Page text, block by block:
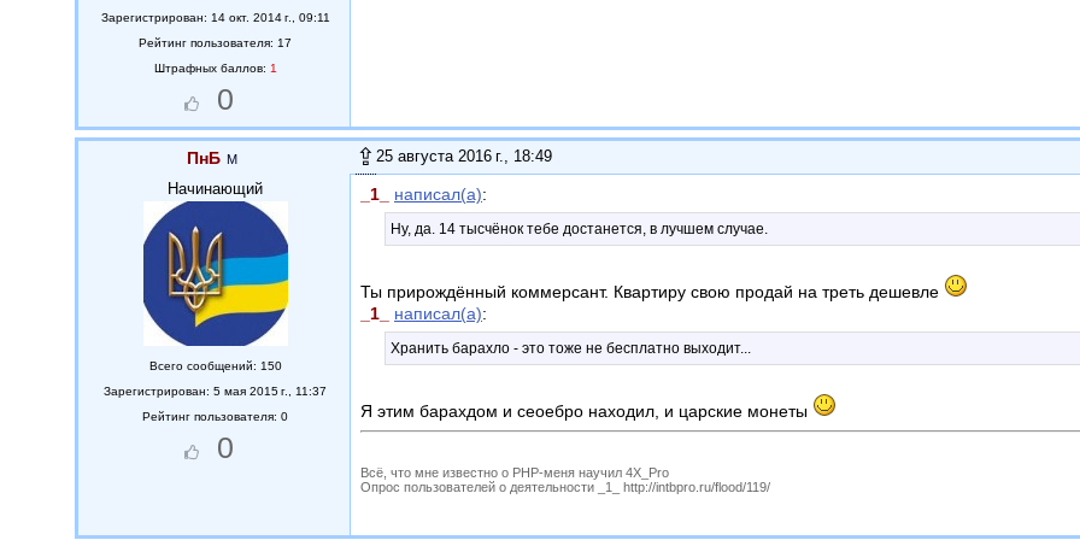
Зарегистрирован: 14 окт. 2014 г., 09:11
Рейтинг пользователя: 17
Штрафных баллов: 1
0
ПнБ
Начинающий
Всего сообщений: 150
Зарегистрирован: 5 мая 2015 г., 11:37
Рейтинг пользователя: 0
0
25 августа 2016 г., 18:49
_1_ написал(а):
Ну, да. 14 тысчёнок тебе достанется, в лучшем случае.
Ты прирождённый коммерсант. Квартиру свою продай на треть дешевле
_1_
написал(а):
Хранить барахло - это тоже не бесплатно выходит...
Я этим барахдом и сеоебро находил, и царские монеты
Всё, что мне известно о PHP-меня научил 4X_Pro
Опрос пользователей о деятельности _1_ http://intbpro.ru/flood/119/